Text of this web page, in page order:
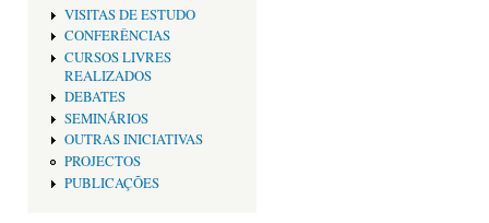
VISITAS DE ESTUDO
CONFERÊNCIAS
CURSOS LIVRES
REALIZADOS
DEBATES
SEMINÁRIOS
OUTRAS INICIATIVAS
PROJECTOS
PUBLICAÇÕES